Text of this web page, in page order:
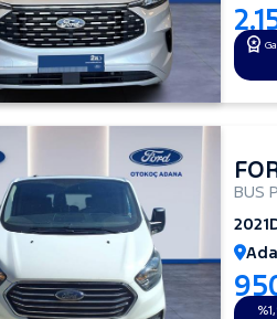
BUS
2021